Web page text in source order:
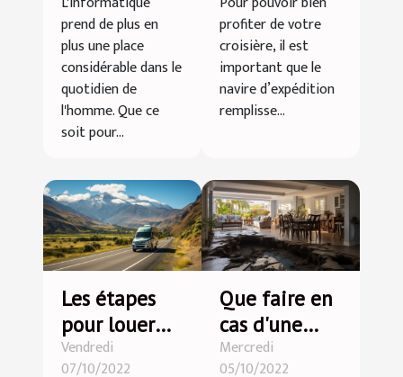
d'ordinateur
portable
prend de plus en
plus une place
considérable dans le
quotidien de
l'homme. Que ce
soit pour...
navire
d’expédition
World
Explore ?
profiter de votre
croisière, il est
important que le
navire d’expédition
remplisse...
Les étapes
pour louer
une voiture à
Vendredi
07/10/2022
Que faire en
cas d'une
fuite d'eau?
Mercredi
05/10/2022